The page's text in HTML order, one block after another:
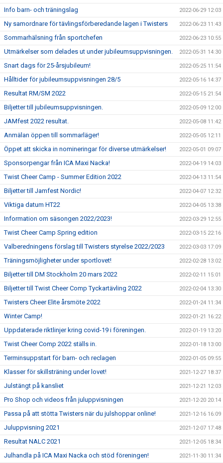
Info barn- och träningslag 2022-06-29 12:03
Ny samordnare för tävlingsförberedande lagen i Twisters 2022-06-23 11:43
Sommarhälsning från sportchefen 2022-06-23 10:55
Utmärkelser som delades ut under jubileumsuppvisningen. 2022-05-31 14:30
Snart dags för 25-årsjubileum! 2022-05-25 11:54
Hålltider för jubileumsuppvisningen 28/5 2022-05-16 14:37
Resultat RM/SM 2022 2022-05-15 21:54
Biljetter till jubileumsuppvisningen. 2022-05-09 12:00
JAMfest 2022 resultat. 2022-05-08 11:42
Anmälan öppen till sommarläger! 2022-05-05 12:11
Öppet att skicka in nomineringar för diverse utmärkelser! 2022-05-01 09:07
Sponsorpengar från ICA Maxi Nacka! 2022-04-19 14:03
Twist Cheer Camp - Summer Edition 2022 2022-04-13 11:54
Biljetter till Jamfest Nordic! 2022-04-07 12:32
Viktiga datum HT22 2022-04-05 13:38
Information om säsongen 2022/2023! 2022-03-29 12:55
Twist Cheer Camp Spring edition 2022-03-15 22:16
Valberedningens förslag till Twisters styrelse 2022/2023 2022-03-03 17:09
Träningsmöjligheter under sportlovet! 2022-02-28 13:02
Biljetter till DM Stockholm 20 mars 2022 2022-02-11 15:01
Biljetter till Twist Cheer Comp Tyckartävling 2022 2022-02-04 13:30
Twisters Cheer Elite årsmöte 2022 2022-01-24 11:34
Winter Camp! 2022-01-21 16:22
Uppdaterade riktlinjer kring covid-19 i föreningen. 2022-01-19 13:20
Twist Cheer Comp 2022 ställs in. 2022-01-18 13:00
Terminsuppstart för barn- och reclagen 2022-01-05 09:55
Klasser för skillsträning under lovet! 2021-12-27 18:37
Julstängt på kansliet 2021-12-21 12:03
Pro Shop och videos från juluppvisningen 2021-12-20 20:14
Passa på att stötta Twisters när du julshoppar online! 2021-12-16 16:09
Juluppvisning 2021 2021-12-07 17:48
Resultat NALC 2021 2021-12-05 18:34
Julhandla på ICA Maxi Nacka och stöd föreningen! 2021-11-30 11:34